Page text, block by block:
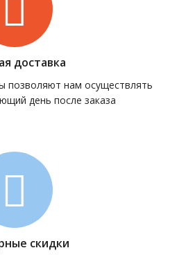
доставка
позволяют нам осуществлять
день после заказа
скидки